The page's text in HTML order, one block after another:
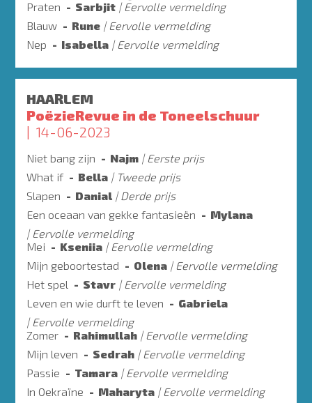
Praten
Sarbjit
Eervolle vermelding
Blauw
Rune
Eervolle vermelding
Nep
Isabella Eervolle vermelding
HAARLEM
PoëzieRevue in de Toneelschuur
14-06-2023
Niet bang zijn Najm
Eerste prijs
What if
Bella
Tweede prijs
Slapen
Danial
Derde prijs
Een oceaan van gekke fantasieën
Mylana
Eervolle vermelding
Mei
Kseniia
Eervolle vermelding
Mijn geboortestad
Olena
Eervolle vermelding
Het spel
Stavr
Eervolle vermelding
Leven en wie durft te leven
Gabriela
Eervolle vermelding
Zomer
Rahimullah
Eervolle vermelding
Mijn leven
Sedrah
Eervolle vermelding
Passie
Tamara
Eervolle vermelding
In Oekraïne
Maharyta
Eervolle vermelding